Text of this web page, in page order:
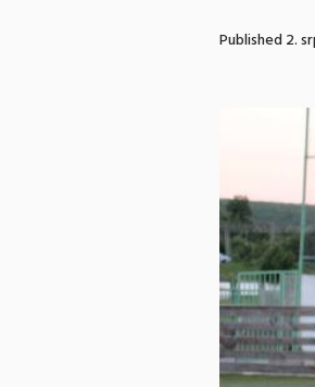
Published2.